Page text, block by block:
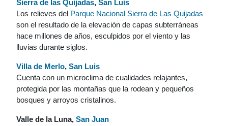
Sierra de las Quijadas, San Luis
Los relieves del Parque Nacional Sierra de Las Quijadas
son el resultado de la elevación de capas subterráneas
hace millones de años, esculpidos por el viento y las
lluvias durante siglos.
Villa de Merlo, San Luis
Cuenta con un microclima de cualidades relajantes,
protegida por las montañas que la rodean y pequeños
bosques y arroyos cristalinos.
Valle de la Luna, San Juan